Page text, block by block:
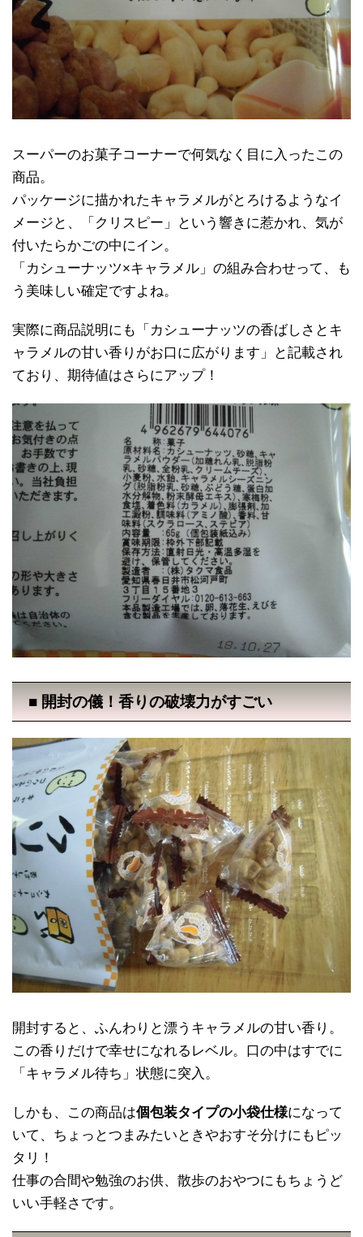
スーパーのお菓子コーナーで何気なく目に入ったこの
商品。
パッケージに描かれたキャラメルがとろけるようなイ
メージと、「クリスピー」という響きに惹かれ、気が
付いたらかごの中にイン。
「カシューナッツ×キャラメル」の組み合わせって、も
う美味しい確定ですよね。
実際に商品説明にも「カシューナッツの香ばしさとキ
ャラメルの甘い香りがお口に広がります」と記載され
ており、期待値はさらにアップ！
■ 開封の儀！香りの破壊力がすごい
開封すると、ふんわりと漂うキャラメルの甘い香り。
この香りだけで幸せになれるレベル。口の中はすでに
「キャラメル待ち」状態に突入。
しかも、この商品は個包装タイプの小袋仕様になって
いて、ちょっとつまみたいときやおすそ分けにもピッ
タリ！
仕事の合間や勉強のお供、散歩のおやつにもちょうど
いい手軽さです。